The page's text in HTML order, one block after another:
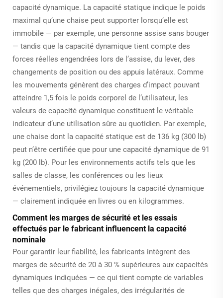
capacité dynamique. La capacité statique indique le poids
maximal qu’une chaise peut supporter lorsqu’elle est
immobile — par exemple, une personne assise sans bouger
— tandis que la capacité dynamique tient compte des
forces réelles engendrées lors de l’assise, du lever, des
changements de position ou des appuis latéraux. Comme
les mouvements génèrent des charges d’impact pouvant
atteindre 1,5 fois le poids corporel de l’utilisateur, les
valeurs de capacité dynamique constituent le véritable
indicateur d’une utilisation sûre au quotidien. Par exemple,
une chaise dont la capacité statique est de 136 kg (300 lb)
peut n’être certifiée que pour une capacité dynamique de 91
kg (200 lb). Pour les environnements actifs tels que les
salles de classe, les conférences ou les lieux
événementiels, privilégiez toujours la capacité dynamique
— clairement indiquée en livres ou en kilogrammes.
Comment les marges de sécurité et les essais
effectués par le fabricant influencent la capacité
nominale
Pour garantir leur fiabilité, les fabricants intègrent des
marges de sécurité de 20 à 30 % supérieures aux capacités
dynamiques indiquées — ce qui tient compte de variables
telles que des charges inégales, des irrégularités de